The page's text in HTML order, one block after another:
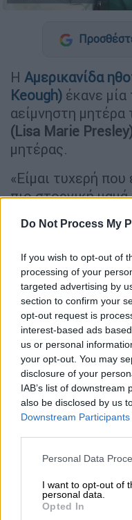
Do Not Process My
If you wish to opt-out of
processing of your
targeted advertising by
section to confirm your
opt-out request is
interest-based ads
us or personal
your opt-out. You may
disclosure of your
IAB’s list of
also be disclosed by us
Downstream Participants
Please note that this
not limited to your visit
grant or deny consent
use your data for below
Personal Data
I want to opt-out of
personal data.
Opted In
Η Aμερικανίδα
Keough) έκανε
αείμνηστη μητέρα
(Lisa Marie
μητέρας.
«Είμαι τυχερή που
πιο στοργική
λίγους μήνες
συνόδευσε με μία
των δύο γονιών
αγκαλιά όταν
View